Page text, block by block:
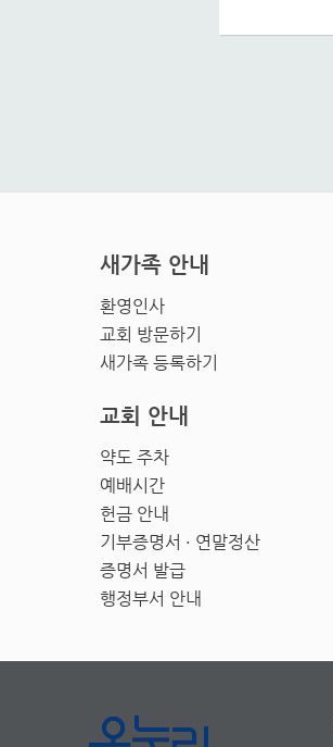
새가족 안내
환영인사
교회 방문하기
새가족 등록하기
교회 안내
약도 주차
예배시간
헌금 안내
기부증명서 · 연말정산
증명서 발급
행정부서 안내